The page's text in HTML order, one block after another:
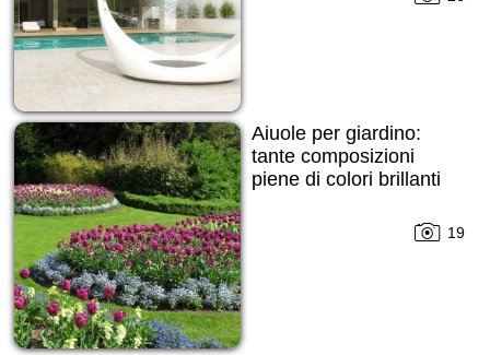
Aiuole per giardino:
tante composizioni
piene di colori brillanti
19